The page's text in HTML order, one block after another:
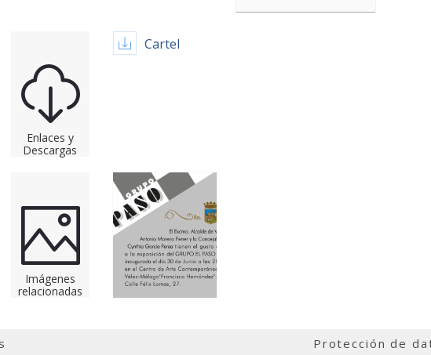
Enlaces y
Descargas
Cartel
Imágenes
relacionadas
Protección de